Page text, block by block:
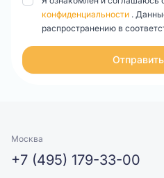
конфиденциальности .
распространению в
Москва
+7 (495) 179-33-00